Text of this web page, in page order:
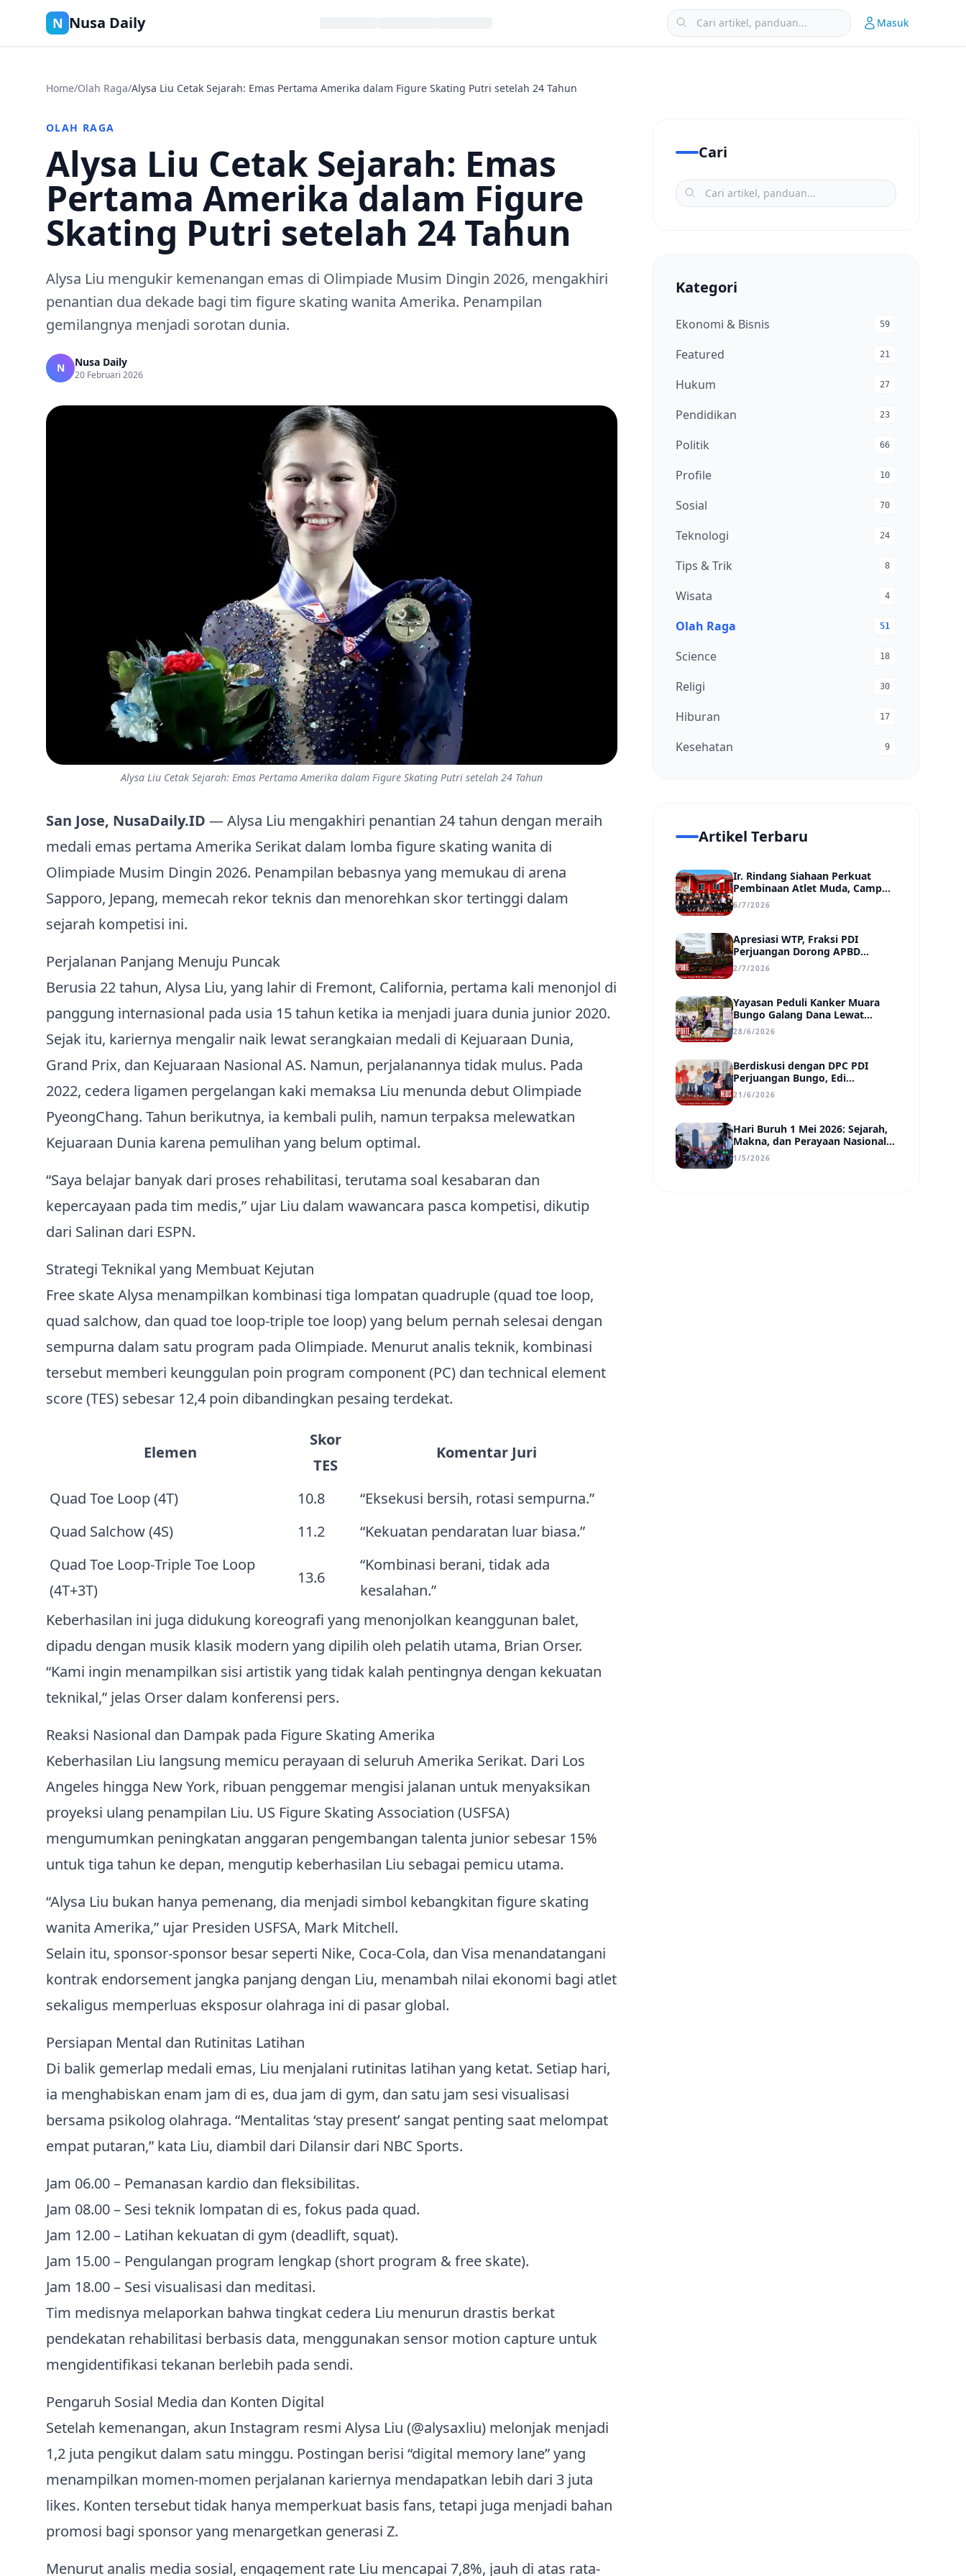
N Nusa Daily Masuk
Home/Olah Raga/Alysa Liu Cetak Sejarah: Emas Pertama Amerika dalam Figure Skating Putri setelah 24 Tahun
OLAH RAGA
Alysa Liu Cetak Sejarah: Emas
Pertama Amerika dalam Figure
Skating Putri setelah 24 Tahun
Alysa Liu mengukir kemenangan emas di Olimpiade Musim Dingin 2026, mengakhiri
penantian dua dekade bagi tim figure skating wanita Amerika. Penampilan
gemilangnya menjadi sorotan dunia.
N Nusa Daily
20 Februari 2026
Alysa Liu Cetak Sejarah: Emas Pertama Amerika dalam Figure Skating Putri setelah 24 Tahun
San Jose, NusaDaily.ID — Alysa Liu mengakhiri penantian 24 tahun dengan meraih
medali emas pertama Amerika Serikat dalam lomba figure skating wanita di
Olimpiade Musim Dingin 2026. Penampilan bebasnya yang memukau di arena
Sapporo, Jepang, memecah rekor teknis dan menorehkan skor tertinggi dalam
sejarah kompetisi ini.
Perjalanan Panjang Menuju Puncak
Berusia 22 tahun, Alysa Liu, yang lahir di Fremont, California, pertama kali menonjol di
panggung internasional pada usia 15 tahun ketika ia menjadi juara dunia junior 2020.
Sejak itu, kariernya mengalir naik lewat serangkaian medali di Kejuaraan Dunia,
Grand Prix, dan Kejuaraan Nasional AS. Namun, perjalanannya tidak mulus. Pada
2022, cedera ligamen pergelangan kaki memaksa Liu menunda debut Olimpiade
PyeongChang. Tahun berikutnya, ia kembali pulih, namun terpaksa melewatkan
Kejuaraan Dunia karena pemulihan yang belum optimal.
“Saya belajar banyak dari proses rehabilitasi, terutama soal kesabaran dan
kepercayaan pada tim medis,” ujar Liu dalam wawancara pasca kompetisi, dikutip
dari Salinan dari ESPN.
Strategi Teknikal yang Membuat Kejutan
Free skate Alysa menampilkan kombinasi tiga lompatan quadruple (quad toe loop,
quad salchow, dan quad toe loop‑triple toe loop) yang belum pernah selesai dengan
sempurna dalam satu program pada Olimpiade. Menurut analis teknik, kombinasi
tersebut memberi keunggulan poin program component (PC) dan technical element
score (TES) sebesar 12,4 poin dibandingkan pesaing terdekat.
Elemen
Skor
TES
Komentar Juri
Quad Toe Loop (4T) 10.8
“Eksekusi bersih, rotasi sempurna.”
Quad Salchow (4S)
11.2
“Kekuatan pendaratan luar biasa.”
Quad Toe Loop‑Triple Toe Loop
(4T+3T)
13.6
“Kombinasi berani, tidak ada
kesalahan.”
Keberhasilan ini juga didukung koreografi yang menonjolkan keanggunan balet,
dipadu dengan musik klasik modern yang dipilih oleh pelatih utama, Brian Orser.
“Kami ingin menampilkan sisi artistik yang tidak kalah pentingnya dengan kekuatan
teknikal,” jelas Orser dalam konferensi pers.
Reaksi Nasional dan Dampak pada Figure Skating Amerika
Keberhasilan Liu langsung memicu perayaan di seluruh Amerika Serikat. Dari Los
Angeles hingga New York, ribuan penggemar mengisi jalanan untuk menyaksikan
proyeksi ulang penampilan Liu. US Figure Skating Association (USFSA)
mengumumkan peningkatan anggaran pengembangan talenta junior sebesar 15%
untuk tiga tahun ke depan, mengutip keberhasilan Liu sebagai pemicu utama.
“Alysa Liu bukan hanya pemenang, dia menjadi simbol kebangkitan figure skating
wanita Amerika,” ujar Presiden USFSA, Mark Mitchell.
Selain itu, sponsor-sponsor besar seperti Nike, Coca‑Cola, dan Visa menandatangani
kontrak endorsement jangka panjang dengan Liu, menambah nilai ekonomi bagi atlet
sekaligus memperluas eksposur olahraga ini di pasar global.
Persiapan Mental dan Rutinitas Latihan
Di balik gemerlap medali emas, Liu menjalani rutinitas latihan yang ketat. Setiap hari,
ia menghabiskan enam jam di es, dua jam di gym, dan satu jam sesi visualisasi
bersama psikolog olahraga. “Mentalitas ‘stay present’ sangat penting saat melompat
empat putaran,” kata Liu, diambil dari Dilansir dari NBC Sports.
Jam 06.00 – Pemanasan kardio dan fleksibilitas.
Jam 08.00 – Sesi teknik lompatan di es, fokus pada quad.
Jam 12.00 – Latihan kekuatan di gym (deadlift, squat).
Jam 15.00 – Pengulangan program lengkap (short program & free skate).
Jam 18.00 – Sesi visualisasi dan meditasi.
Tim medisnya melaporkan bahwa tingkat cedera Liu menurun drastis berkat
pendekatan rehabilitasi berbasis data, menggunakan sensor motion capture untuk
mengidentifikasi tekanan berlebih pada sendi.
Pengaruh Sosial Media dan Konten Digital
Setelah kemenangan, akun Instagram resmi Alysa Liu (@alysaxliu) melonjak menjadi
1,2 juta pengikut dalam satu minggu. Postingan berisi “digital memory lane” yang
menampilkan momen-momen perjalanan kariernya mendapatkan lebih dari 3 juta
likes. Konten tersebut tidak hanya memperkuat basis fans, tetapi juga menjadi bahan
promosi bagi sponsor yang menargetkan generasi Z.
Menurut analis media sosial, engagement rate Liu mencapai 7,8%, jauh di atas rata-
Cari
Kategori
Ekonomi & Bisnis 59
Featured 21
Hukum 27
Pendidikan 23
Politik 66
Profile 10
Sosial 70
Teknologi 24
Tips & Trik 8
Wisata 4
Olah Raga 51
Science 18
Religi 30
Hiburan 17
Kesehatan 9
Artikel Terbaru
Ir. Rindang Siahaan Perkuat
Pembinaan Atlet Muda, Camp
MSC Siapkan Generasi Juara
Hadapi Kejuaraan Regional
6/7/2026
Apresiasi WTP, Fraksi PDI
Perjuangan Dorong APBD
Kabupaten Bungo Lebih Efektif,
Transparan, dan Berdampak
2/7/2026
Yayasan Peduli Kanker Muara
Bungo Galang Dana Lewat
UMKM di Car Free Day, Ir.
Rindang Siahaan Beri Apresiasi
28/6/2026
Berdiskusi dengan DPC PDI
Perjuangan Bungo, Edi
Purwanto Uraikan Poin-Poin
Urgensi yang Perlu Disadari
21/6/2026
Hari Buruh 1 Mei 2026: Sejarah,
Makna, dan Perayaan Nasional
di Tengah Tantangan Era Digital
1/5/2026